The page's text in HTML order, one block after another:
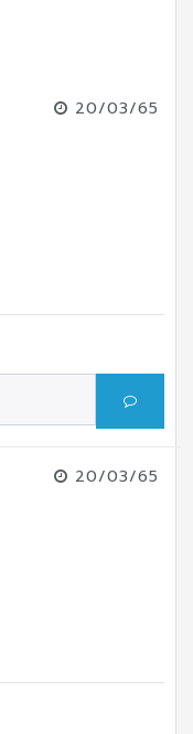
20/03/65
20/03/65